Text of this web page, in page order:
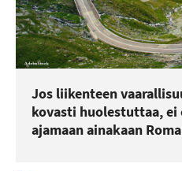
Jos liikenteen
kovasti huolestuttaa, ei
ajamaan ainakaan